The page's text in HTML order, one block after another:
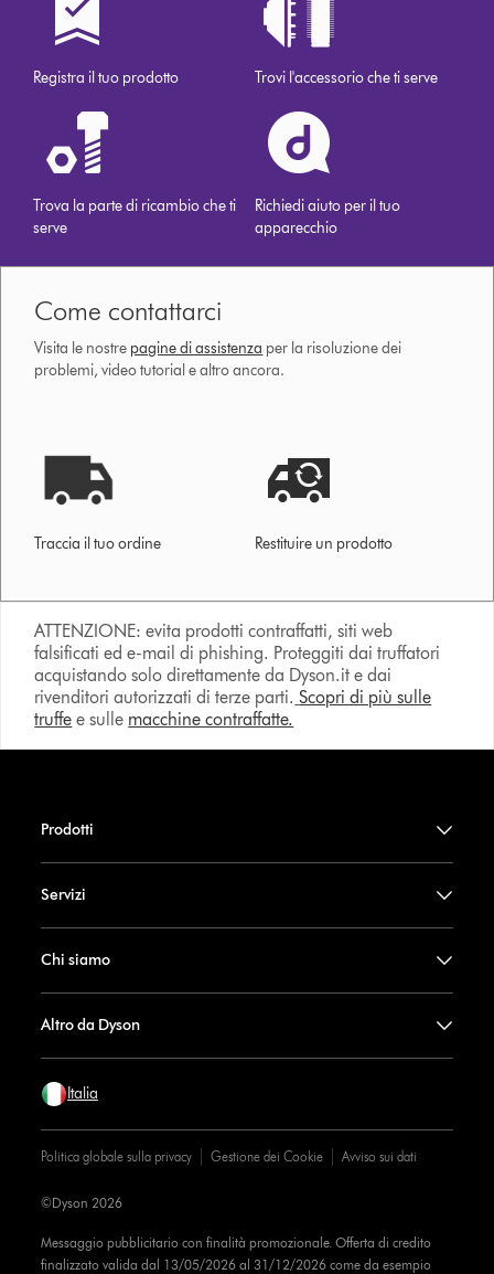
Registra il tuo prodotto Trovi l'accessorio che ti serve
Trova la parte di ricambio che ti
serve
Richiedi aiuto per il tuo
apparecchio
Come contattarci
Visita le nostre pagine di assistenza per la risoluzione dei
problemi, video tutorial e altro ancora.
Traccia il tuo ordine Restituire un prodotto
ATTENZIONE: evita prodotti contraffatti, siti web
falsificati ed e-mail di phishing. Proteggiti dai truffatori
acquistando solo direttamente da Dyson.it e dai
rivenditori autorizzati di terze parti. Scopri di più sulle
truffe e sulle macchine contraffatte.
Prodotti
Servizi
Chi siamo
Altro da Dyson
Italia
Politica globale sulla privacy Gestione dei Cookie Avviso sui dati
Messaggio pubblicitario con finalità promozionale. Offerta di credito
finalizzato valida dal 13/05/2026 al 31/12/2026 come da esempio
©Dyson 2026